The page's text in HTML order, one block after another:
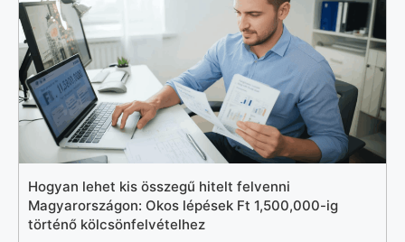
Hogyan lehet kis összegű hitelt felvenni
Magyarországon: Okos lépések Ft 1,500,000-ig
történő kölcsönfelvételhez